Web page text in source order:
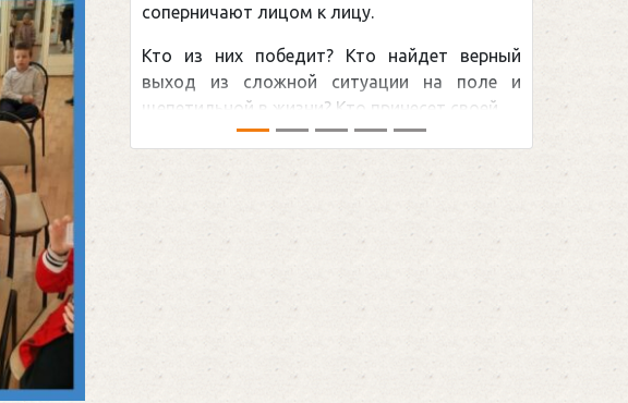
соперничают лицом к лицу.
Кто из них победит? Кто найдет верный
выход из сложной ситуации на поле и
щепетильной в жизни? Кто принесет своей ...
снайперским
принадлежит
Гретцки, — едва ли не
хоккейная тема
сезоном Национальной